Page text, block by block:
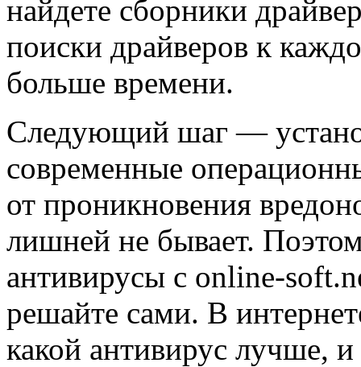
найдете сборники
поиски драйверов к
больше времени.
Следующий шаг —
современные
от проникновения
лишней не бывает.
антивирусы с online-
решайте сами. В
какой антивирус лучше,